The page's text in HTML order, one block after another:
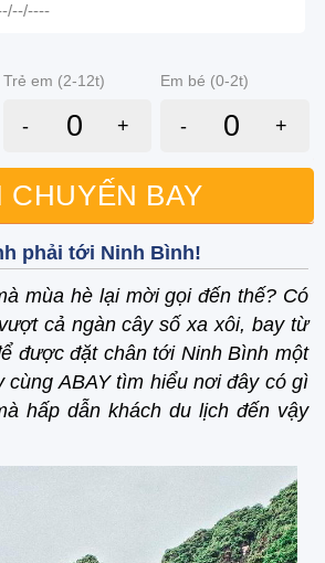
Trẻ em (2-12t) Em bé (0-2t)
- + - +
CHUYẾN BAY
phải tới Ninh Bình!
mùa hè lại mời gọi đến thế? Có
cả ngàn cây số xa xôi, bay từ
được đặt chân tới Ninh Bình một
cùng ABAY tìm hiểu nơi đây có gì
hấp dẫn khách du lịch đến vậy